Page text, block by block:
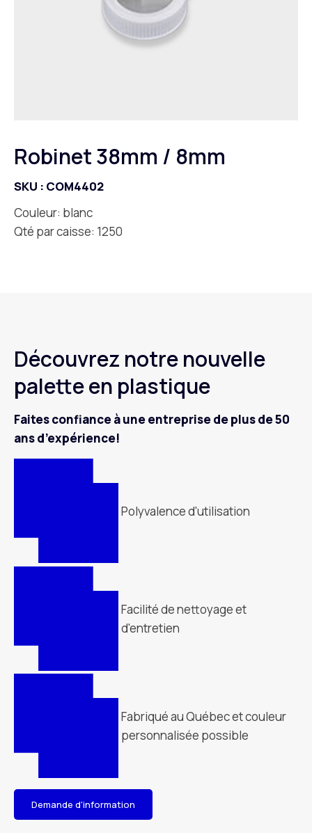
Robinet 38mm / 8mm
SKU : COM4402
Couleur: blanc
Qté par caisse: 1250
Découvrez notre nouvelle
palette en plastique
Faites confiance à une entreprise de plus de 50
ans d’expérience!
Polyvalence d'utilisation
Facilité de nettoyage et
d'entretien
Fabriqué au Québec et couleur
personnalisée possible
Demande d'information